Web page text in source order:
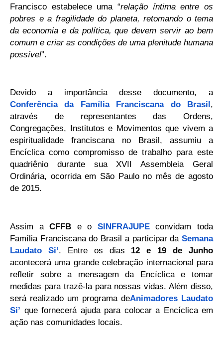
Francisco estabelece uma “relação íntima entre os
pobres e a fragilidade do planeta, retomando o tema
da economia e da política, que devem servir ao bem
comum e criar as condições de uma plenitude humana
possível”.
Devido a importância desse documento, a
Conferência da Família Franciscana do Brasil ,
através de representantes das Ordens,
Congregações, Institutos e Movimentos que vivem a
espiritualidade franciscana no Brasil, assumiu a
Encíclica como compromisso de trabalho para este
quadriênio durante sua XVII Assembleia Geral
Ordinária, ocorrida em São Paulo no mês de agosto
de 2015.
Assim aCFFB e o SINFRAJUPEconvidam toda
Família Franciscana do Brasil a participar da Semana
Laudato Si’. Entre os dias 12 e 19 de Junho
acontecerá uma grande celebração internacional para
refletir sobre a mensagem da Encíclica e tomar
medidas para trazê-la para nossas vidas. Além disso,
será realizado um programa deAnimadores Laudato
Si’ que fornecerá ajuda para colocar a Encíclica em
ação nas comunidades locais.